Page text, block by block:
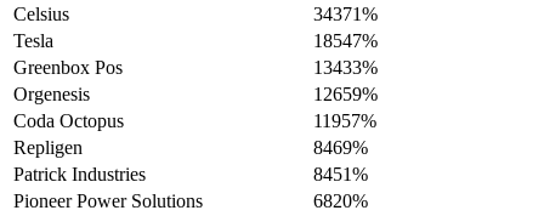
Celsius
34371%
Tesla
18547%
Greenbox Pos
13433%
Orgenesis
12659%
Coda Octopus
11957%
Repligen
8469%
Patrick Industries
8451%
Pioneer Power Solutions
6820%